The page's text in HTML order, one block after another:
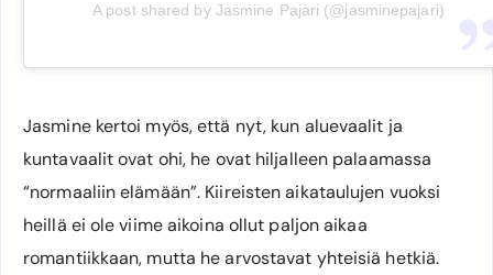
A post shared by Jasmine Pajari (@jasminepajari)
Jasmine kertoi myös, että nyt, kun aluevaalit ja
kuntavaalit ovat ohi, he ovat hiljalleen palaamassa
“normaaliin elämään”. Kiireisten aikataulujen vuoksi
heillä ei ole viime aikoina ollut paljon aikaa
romantiikkaan, mutta he arvostavat yhteisiä hetkiä.